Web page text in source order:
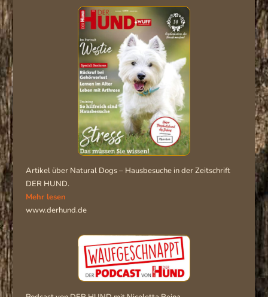
Artikel über Natural Dogs – Hausbesuche in der Zeitschrift
DER HUND.
Mehr lesen
www.derhund.de